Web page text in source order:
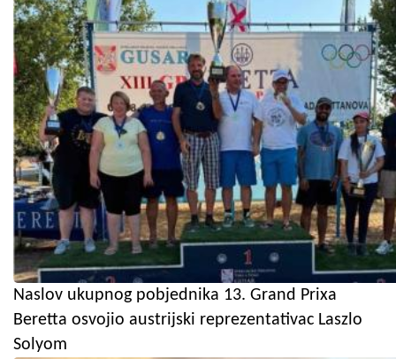
Naslov ukupnog pobjednika 13. Grand Prixa
Beretta osvojio austrijski reprezentativac Laszlo
Solyom